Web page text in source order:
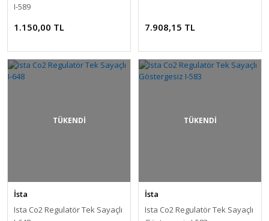
I-589
1.150,00 TL 7.908,15 TL
TÜKENDİ
İsta
Ista Co2 Regulatör Tek Sayaçlı
TÜKENDİ
İsta
Ista Co2 Regulatör Tek Sayaçlı